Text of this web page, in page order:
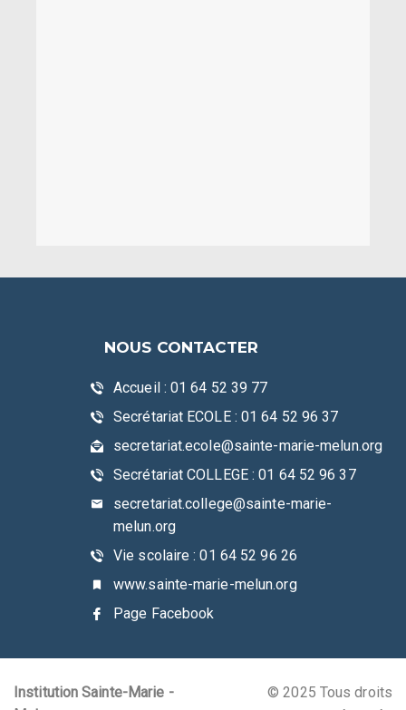
NOUS CONTACTER
Accueil : 01 64 52 39 77
Secrétariat ECOLE : 01 64 52 96 37
secretariat.ecole@sainte-marie-melun.org
Secrétariat COLLEGE : 01 64 52 96 37
secretariat.college@sainte-marie-
melun.org
Vie scolaire : 01 64 52 96 26
www.sainte-marie-melun.org
Page Facebook
Institution Sainte-Marie -
© 2025 Tous droits